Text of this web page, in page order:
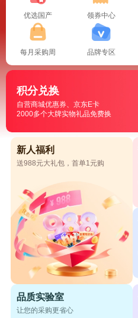
优选国产 领券中心
每月采购周 品牌专区
积分兑换
自营商城优惠券、京东E卡
2000多个大牌实物礼品免费换
新人福利
送988元大礼包，首单1元购
品质实验室
让您的采购更省心